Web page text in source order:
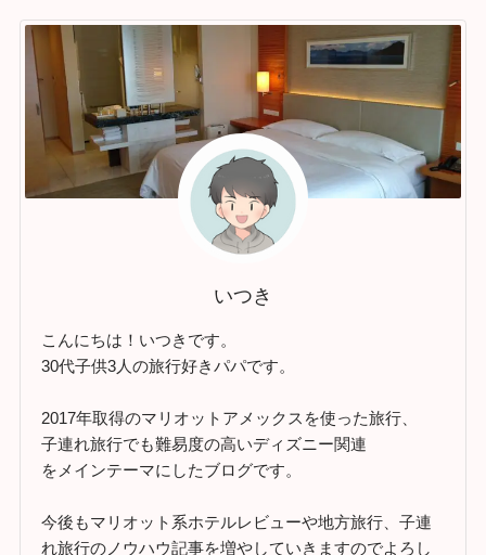
いつき
こんにちは！いつきです。
30代子供3人の旅行好きパパです。
2017年取得のマリオットアメックスを使った旅行、
子連れ旅行でも難易度の高いディズニー関連
をメインテーマにしたブログです。
今後もマリオット系ホテルレビューや地方旅行、子連
れ旅行のノウハウ記事を増やしていきますのでよろし